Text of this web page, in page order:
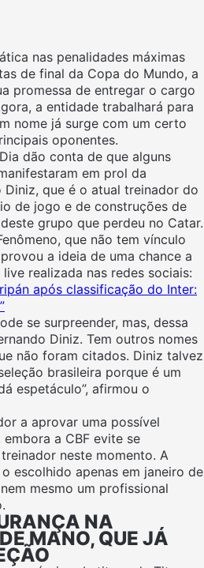
nas penalidades máximas
de final da Copa do Mundo, a
promessa de entregar o cargo
a entidade trabalhará para
nome já surge com um certo
oponentes.
dão conta de que alguns
em prol da
que é o atual treinador do
de jogo e de construções de
grupo que perdeu no Catar.
que não tem vínculo
a ideia de uma chance a
realizada nas redes sociais:
após classificação do Inter:
se surpreender, mas, dessa
Diniz. Tem outros nomes
não foram citados. Diniz talvez
brasileira porque é um
espetáculo”, afirmou o
a aprovar uma possível
a CBF evite se
neste momento. A
escolhido apenas em janeiro de
mesmo um profissional
NA
MANO, QUE JÁ